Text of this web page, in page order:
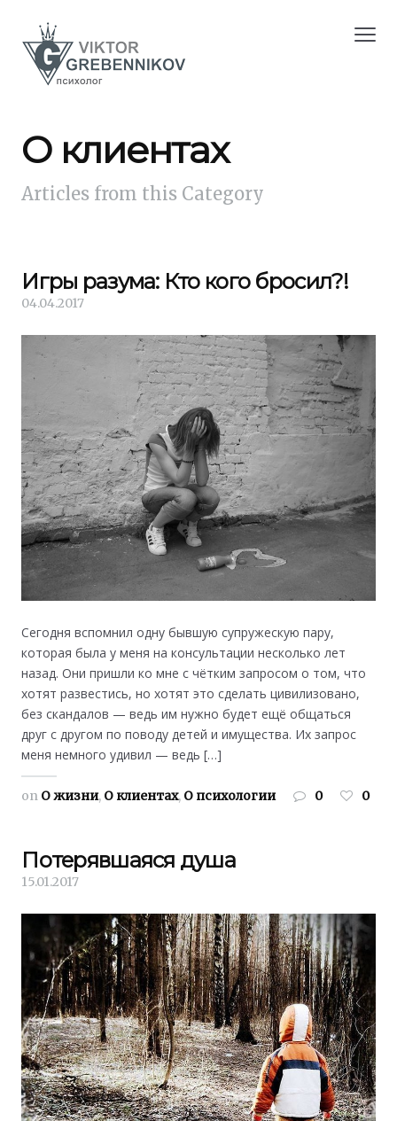
О клиентах
Articles from this Category
Игры разума: Кто кого бросил?!
04.04.2017
Сегодня вспомнил одну бывшую супружескую пару,
которая была у меня на консультации несколько лет
назад. Они пришли ко мне с чётким запросом о том, что
хотят развестись, но хотят это сделать цивилизовано,
без скандалов — ведь им нужно будет ещё общаться
друг с другом по поводу детей и имущества. Их запрос
меня немного удивил — ведь […]
on О жизни, О клиентах, О психологии 0 0
Потерявшаяся душа
15.01.2017